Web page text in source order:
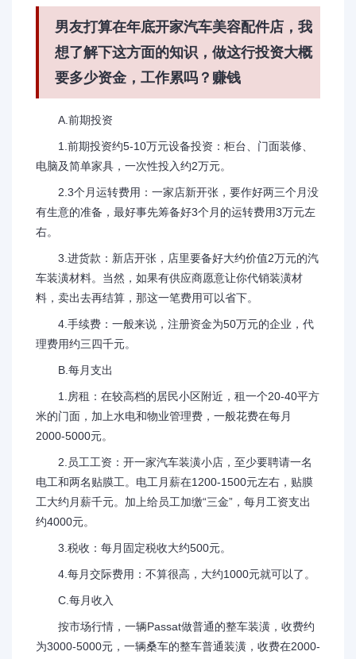
男友打算在年底开家汽车美容配件店，我
想了解下这方面的知识，做这行投资大概
要多少资金，工作累吗？赚钱
A.前期投资
1.前期投资约5-10万元设备投资：柜台、门面装修、
电脑及简单家具，一次性投入约2万元。
2.3个月运转费用：一家店新开张，要作好两三个月没
有生意的准备，最好事先筹备好3个月的运转费用3万元左
右。
3.进货款：新店开张，店里要备好大约价值2万元的汽
车装潢材料。当然，如果有供应商愿意让你代销装潢材
料，卖出去再结算，那这一笔费用可以省下。
4.手续费：一般来说，注册资金为50万元的企业，代
理费用约三四千元。
B.每月支出
1.房租：在较高档的居民小区附近，租一个20-40平方
米的门面，加上水电和物业管理费，一般花费在每月
2000-5000元。
2.员工工资：开一家汽车装潢小店，至少要聘请一名
电工和两名贴膜工。电工月薪在1200-1500元左右，贴膜
工大约月薪千元。加上给员工加缴“三金”，每月工资支出
约4000元。
3.税收：每月固定税收大约500元。
4.每月交际费用：不算很高，大约1000元就可以了。
C.每月收入
按市场行情，一辆Passat做普通的整车装潢，收费约
为3000-5000元，一辆桑车的整车普通装潢，收费在2000-